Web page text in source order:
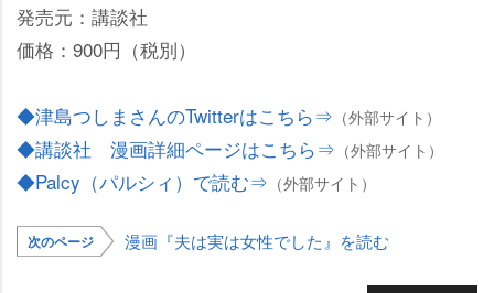
発売元：講談社
価格：900円（税別）
◆津島つしまさんのTwitterはこちら⇒ （外部サイト）
◆講談社 漫画詳細ページはこちら⇒ （外部サイト）
◆Palcy（パルシィ）で読む⇒ （外部サイト）
次のページ 漫画『夫は実は女性でした』を読む